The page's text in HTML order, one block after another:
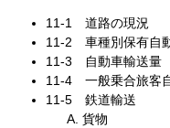
11‐1 道路の現況
11‐2 車種別保有自
11‐3 自動車輸送量
11‐4 一般乗合旅客
11‐5 鉄道輸送
貨物